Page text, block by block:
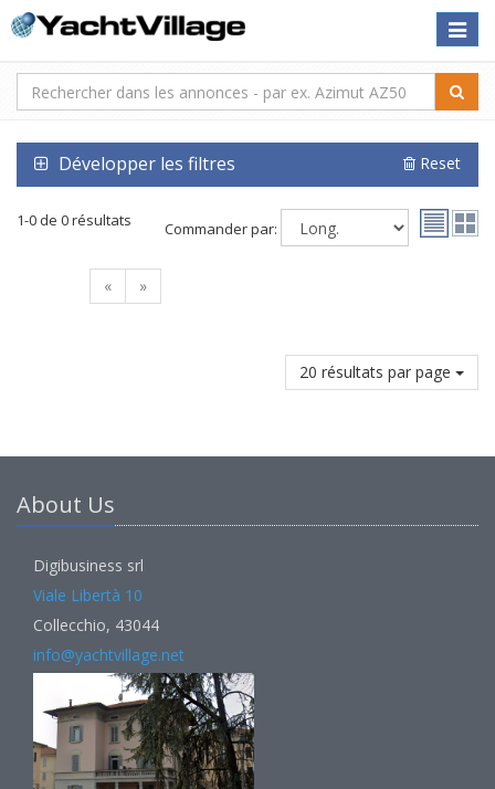
Toggle
Développer les filtres Reset
1-0 de 0 résultats Commander par:
« »
20 résultats par page
About Us
Digibusiness srl
Viale Libertà 10
Collecchio, 43044
info@yachtvillage.net